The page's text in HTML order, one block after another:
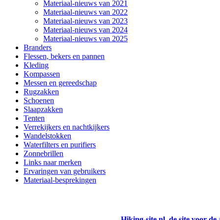
Materiaal-nieuws van 2021
Materiaal-nieuws van 2022
Materiaal-nieuws van 2023
Materiaal-nieuws van 2024
Materiaal-nieuws van 2025
Branders
Flessen, bekers en pannen
Kleding
Kompassen
Messen en gereedschap
Rugzakken
Schoenen
Slaapzakken
Tenten
Verrekijkers en nachtkijkers
Wandelstokken
Waterfilters en purifiers
Zonnebrillen
Links naar merken
Ervaringen van gebruikers
Materiaal-besprekingen